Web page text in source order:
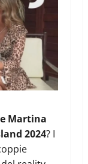
Martina
2024? I